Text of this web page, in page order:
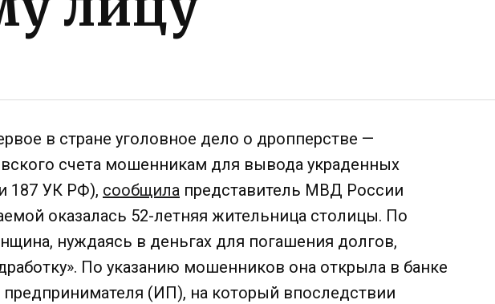
в стране уголовное дело о дропперстве —
счета мошенникам для вывода украденных
187 УК РФ), сообщила представитель МВД России
оказалась 52-летняя жительница столицы. По
нуждаясь в деньгах для погашения долгов,
По указанию мошенников она открыла в банке
предпринимателя (ИП), на который впоследствии